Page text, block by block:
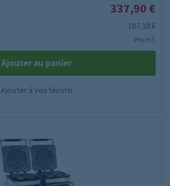
337,90 €
107,10 €
Prix HT,
Ajouter au panier
Ajouter à vos favoris